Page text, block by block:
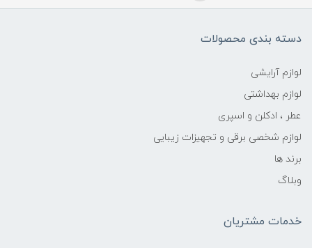
دسته بندی محصولات
لوازم آرایشی
لوازم بهداشتی
عطر ، ادکلن و اسپری
لوازم شخصی برقی و تجهیزات زیبایی
برند ها
وبلاگ
خدمات مشتریان